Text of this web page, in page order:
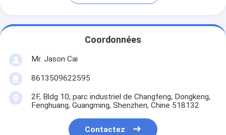
Coordonnées
Mr. Jason Cai
8613509622595
2F, Bldg 10, parc industriel de Changfeng, Dongkeng,
Fenghuang, Guangming, Shenzhen, Chine 518132
Contactez